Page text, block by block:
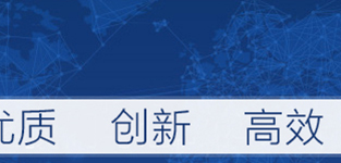
弱电工程
超声波技术应用
城市供水、排水、泵站
变电设备
程控装置
变频装置
软启装置